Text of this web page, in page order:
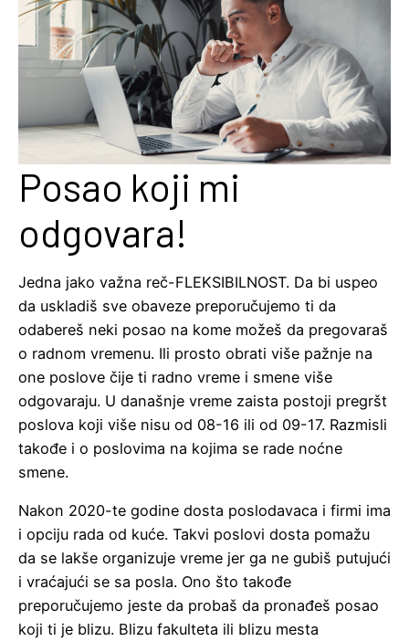
Posao koji mi
odgovara!
Jedna jako važna reč-FLEKSIBILNOST. Da bi uspeo
da uskladiš sve obaveze preporučujemo ti da
odabereš neki posao na kome možeš da pregovaraš
o radnom vremenu. Ili prosto obrati više pažnje na
one poslove čije ti radno vreme i smene više
odgovaraju. U današnje vreme zaista postoji pregršt
poslova koji više nisu od 08-16 ili od 09-17. Razmisli
takođe i o poslovima na kojima se rade noćne
smene.
Nakon 2020-te godine dosta poslodavaca i firmi ima
i opciju rada od kuće. Takvi poslovi dosta pomažu
da se lakše organizuje vreme jer ga ne gubiš putujući
i vraćajući se sa posla. Ono što takođe
preporučujemo jeste da probaš da pronađeš posao
koji ti je blizu. Blizu fakulteta ili blizu mesta